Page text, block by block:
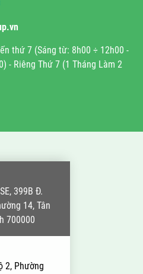
thứ 7 (Sáng từ: 8h00 ÷ 12h00 -
- Riêng Thứ 7 (1 Tháng Làm 2
399B Đ.
14, Tân
700000
2, Phường